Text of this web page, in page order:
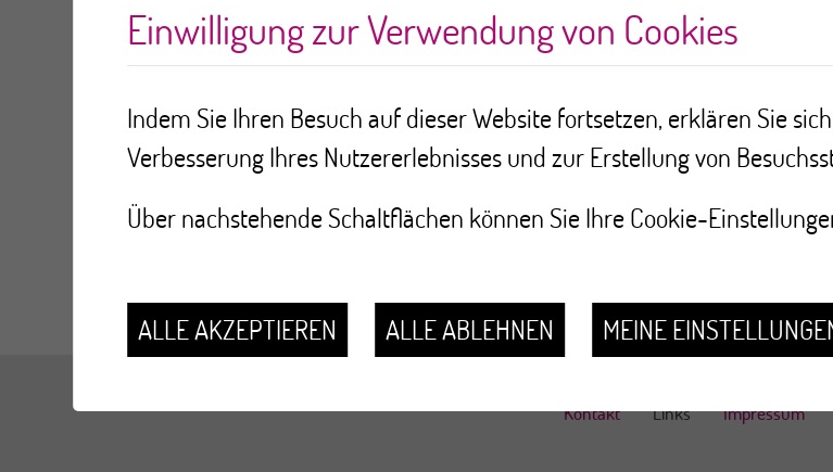
Europa Donna - le forum
https://www.europadonna.ch/fr/
Kontakt Links Impressum
Einwilligung zur Verwendung von Cookies
Indem Sie Ihren Besuch auf dieser Website fortsetzen, erklären Sie
Verbesserung Ihres Nutzererlebnisses und zur Erstellung von
Über nachstehende Schaltflächen können Sie Ihre Cookie-
ALLE AKZEPTIEREN ALLE ABLEHNEN MEINE